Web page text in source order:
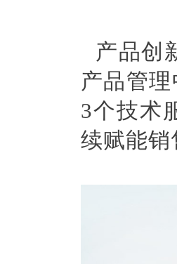
产品创
产品管
3个技术
续赋能销